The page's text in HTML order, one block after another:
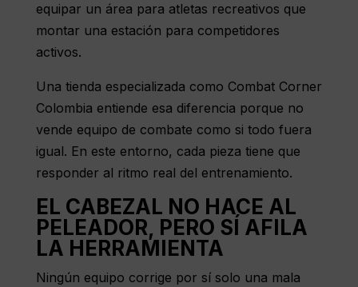
equipar un área para atletas recreativos que
montar una estación para competidores
activos.
Una tienda especializada como Combat Corner
Colombia entiende esa diferencia porque no
vende equipo de combate como si todo fuera
igual. En este entorno, cada pieza tiene que
responder al ritmo real del entrenamiento.
EL CABEZAL NO HACE AL
PELEADOR, PERO SÍ AFILA
LA HERRAMIENTA
Ningún equipo corrige por sí solo una mala